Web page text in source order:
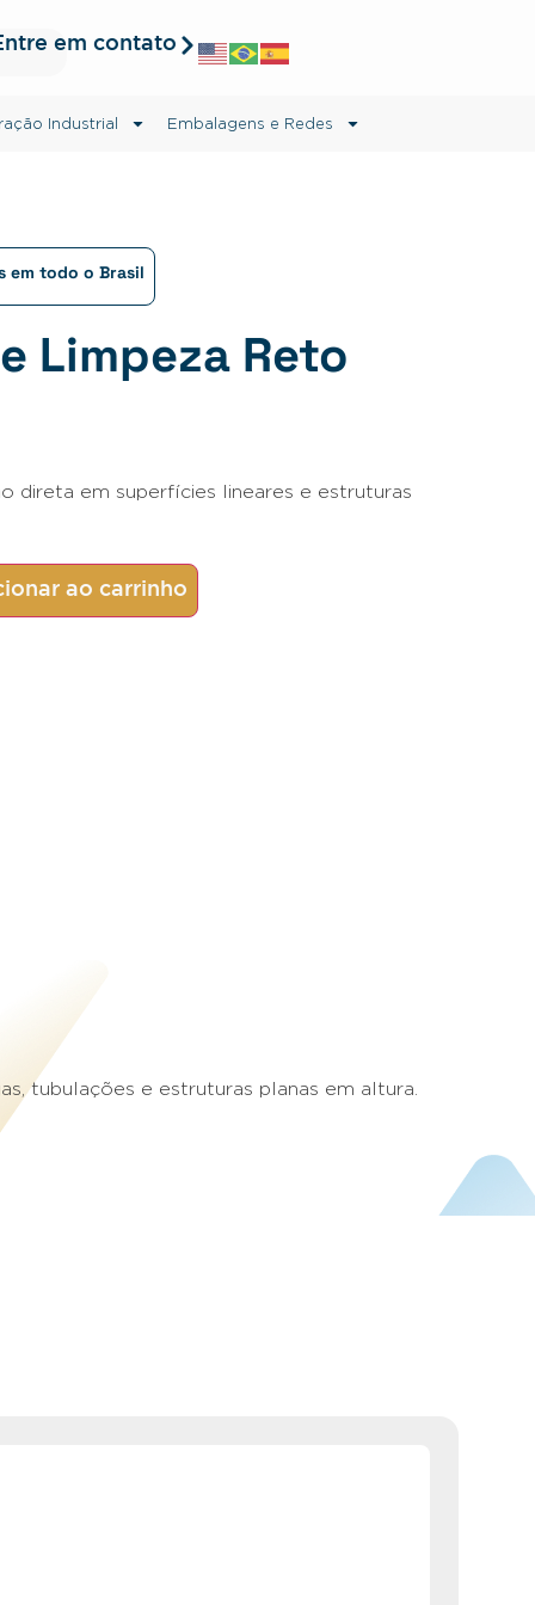
em contato
Industrial Embalagens e Redes
em todo o Brasil
Limpeza Reto
direta em superfícies lineares e estruturas
ao carrinho
tubulações e estruturas planas em altura.